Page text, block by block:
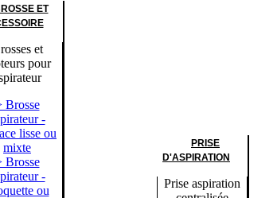
ET
et
pour
Brosse
-
lisse ou
mixte
Brosse
-
ou
PRISE
D'ASPIRATION
Prise aspiration